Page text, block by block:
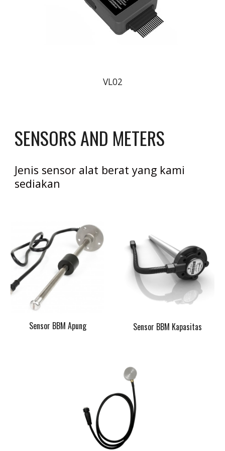
VL02
SENSORS AND METERS
Jenis sensor alat berat yang kami
sediakan
Sensor BBM Apung Sensor BBM Kapasitas